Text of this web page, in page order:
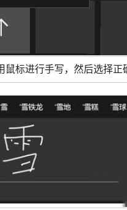
标进行手写，然后选择正